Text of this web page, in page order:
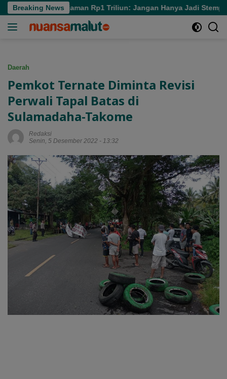
Langsung
ke
Breaking News
soal Pinjaman Rp1 Triliun: Jangan Hanya Jadi Stempel
Daerah
Pemkot Ternate Diminta Revisi
Perwali Tapal Batas di
Sulamadaha-Takome
Redaksi
Senin, 5 Desember 2022 - 13:32